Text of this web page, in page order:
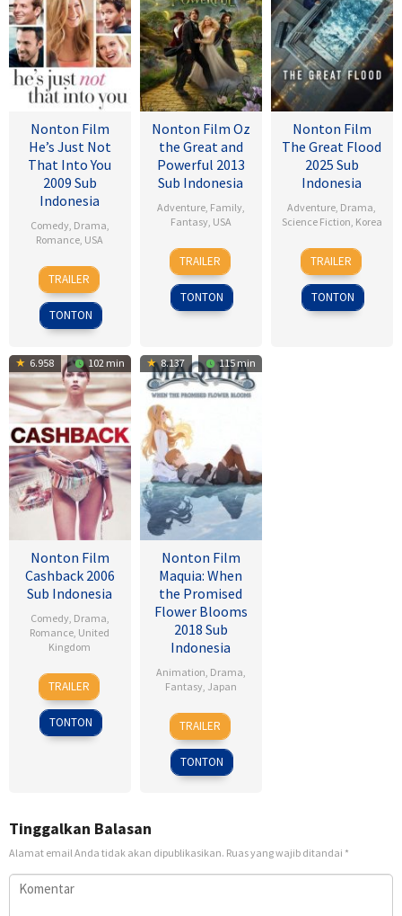
Nonton Film
He’s Just Not
That Into You
2009 Sub
Indonesia
Comedy, Drama,
Romance, USA
6
Feb
2009
Ken
Kwapis
TRAILER
TONTON
Nonton Film Oz
the Great and
Powerful 2013
Sub Indonesia
Adventure, Family,
Fantasy, USA
7
Mar
2013
Sam
Raimi
TRAILER
TONTON
Nonton Film
The Great Flood
2025 Sub
Indonesia
Adventure, Drama,
Science Fiction, Korea
18
Sep
2025
Kim
Byung-
woo
TRAILER
TONTON
6.958 102 min
Nonton Film
Cashback 2006
Sub Indonesia
Comedy, Drama,
Romance, United
Kingdom
17
Jan
2007
Sean
Ellis
TRAILER
TONTON
8.137 115 min
Nonton Film
Maquia: When
the Promised
Flower Blooms
2018 Sub
Indonesia
Animation, Drama,
Fantasy, Japan
24
Feb
2018
Heo
Jong
TRAILER
TONTON
Tinggalkan Balasan
Alamat email Anda tidak akan dipublikasikan. Ruas yang wajib ditandai *